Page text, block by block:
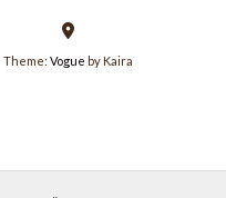
Theme: Vogue by Kaira